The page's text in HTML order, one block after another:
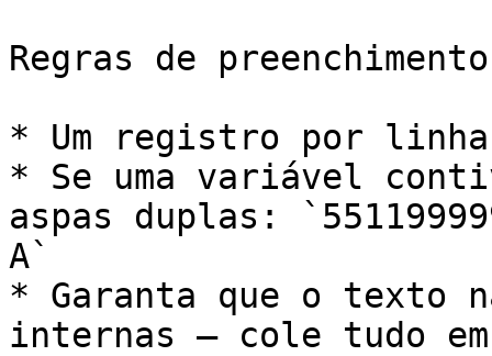
Regras de
* Um registro por
* Se uma variável
aspas duplas:
A`
* Garanta que o texto
internas — cole tudo